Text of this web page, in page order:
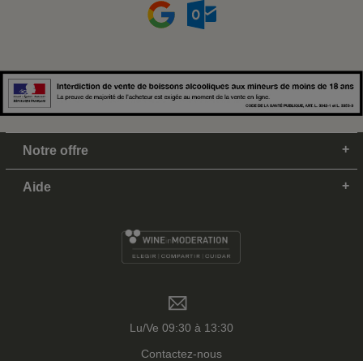
Notre offre
Aide
Lu/Ve 09:30 à 13:30
Contactez-nous